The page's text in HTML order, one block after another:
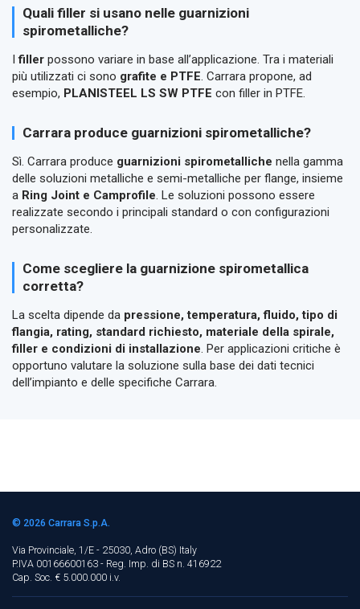
Quali filler si usano nelle guarnizioni
spirometalliche?
Ifiller possono variare in base all’applicazione. Tra i materiali
più utilizzati ci sono grafite e PTFE. Carrara propone, ad
esempio, PLANISTEEL LS SW PTFE con filler in PTFE.
Carrara produce guarnizioni spirometalliche?
Sì. Carrara produce guarnizioni spirometalliche nella gamma
delle soluzioni metalliche e semi-metalliche per flange, insieme
a Ring Joint e Camprofile. Le soluzioni possono essere
realizzate secondo i principali standard o con configurazioni
personalizzate.
Come scegliere la guarnizione spirometallica
corretta?
La scelta dipende da pressione, temperatura, fluido, tipo di
flangia, rating, standard richiesto, materiale della spirale,
filler e condizioni di installazione. Per applicazioni critiche è
opportuno valutare la soluzione sulla base dei dati tecnici
dell’impianto e delle specifiche Carrara.
© 2026 Carrara S.p.A.
Via Provinciale, 1/E - 25030, Adro (BS) Italy
P.IVA 00166600163 - Reg. Imp. di BS n. 416922
Cap. Soc. € 5.000.000 i.v.